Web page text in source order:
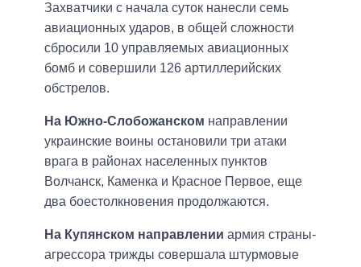
Захватчики с начала суток нанесли семь
авиационных ударов, в общей сложности
сбросили 10 управляемых авиационных
бомб и совершили 126 артиллерийских
обстрелов.
На Южно-Слобожанском направлении
украинские воины остановили три атаки
врага в районах населенных пунктов
Волчанск, Каменка и Красное Первое, еще
два боестолкновения продолжаются.
На Купянском направлении армия страны-
агрессора трижды совершала штурмовые